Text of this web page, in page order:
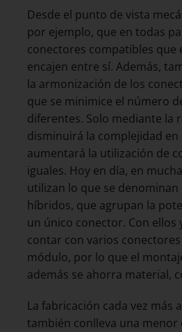
Desde el punto de vista
por ejemplo, que en todas
conectores compatibles que
encajen entre sí. Además,
la armonización de los
que se minimice el número
diferentes. Solo mediante la
disminuirá la complejidad en
aumentará la utilización de
iguales. Hoy en día, en
utilizan lo que se
híbridos, que agrupan la
un único conector. Con ellos
contar con varios
módulo, por lo que el
además se ahorra material,
La fabricación cada vez más
también conlleva una menor